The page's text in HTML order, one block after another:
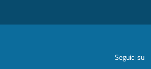
Seguici su